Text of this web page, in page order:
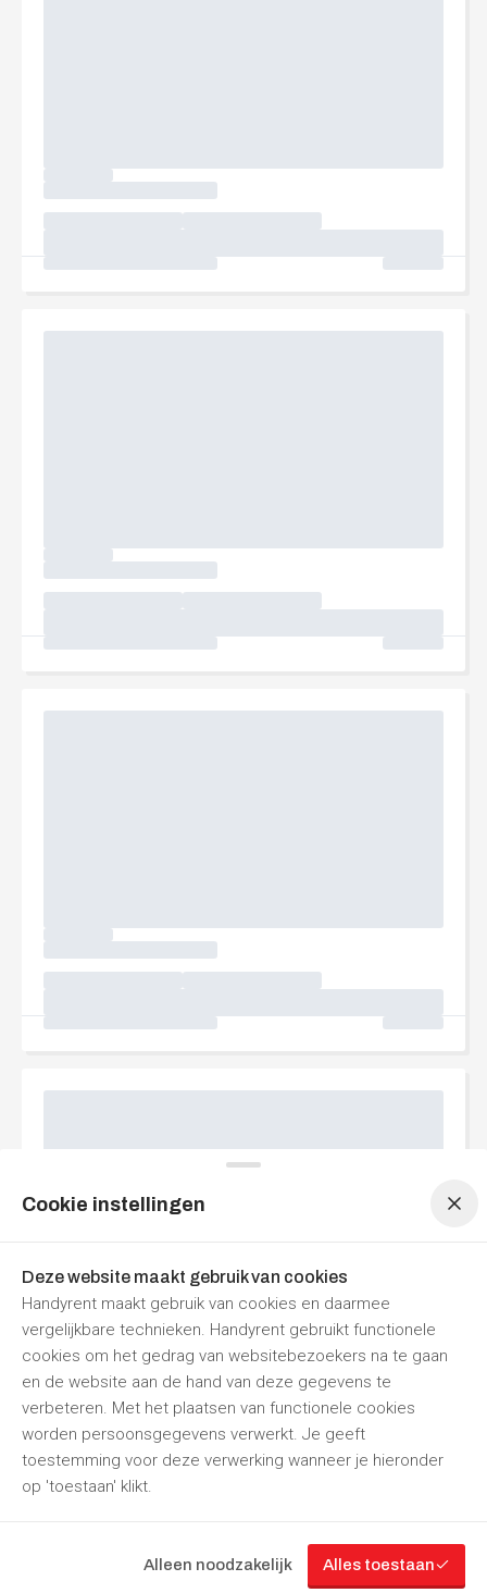
Filteren
ingereedschapverhuur”
Cookie instellingen
Deze website maakt gebruik van cookies
Handyrent maakt gebruik van cookies en daarmee
vergelijkbare technieken. Handyrent gebruikt functionele
cookies om het gedrag van websitebezoekers na te gaan
en de website aan de hand van deze gegevens te
verbeteren. Met het plaatsen van functionele cookies
worden persoonsgegevens verwerkt. Je geeft
toestemming voor deze verwerking wanneer je hieronder
op 'toestaan' klikt.
Alleen noodzakelijk Alles toestaan